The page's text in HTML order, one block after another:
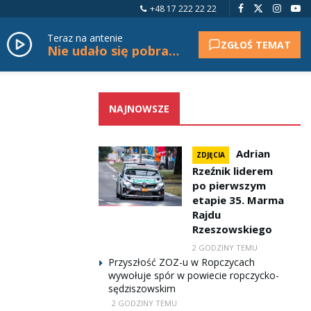
+48 17 222 22 22
Teraz na antenie
Nie udało się pobrać tytułu. ZGŁOŚ TEMAT
NAJNOWSZE
ZDJĘCIA
Adrian
Rzeźnik liderem
po pierwszym
etapie 35. Marma
Rajdu
Rzeszowskiego
2 GODZINY TEMU
Przyszłość ZOZ-u w Ropczycach
wywołuje spór w powiecie ropczycko-
sędziszowskim
2 GODZINY TEMU